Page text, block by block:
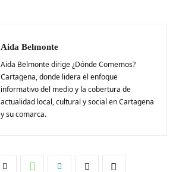
Aida Belmonte
Aida Belmonte dirige ¿Dónde Comemos?
Cartagena, donde lidera el enfoque
informativo del medio y la cobertura de
actualidad local, cultural y social en Cartagena
y su comarca.